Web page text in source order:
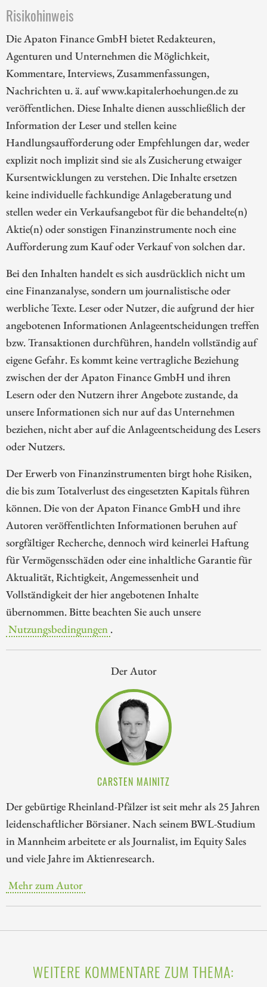
Risikohinweis
Die Apaton Finance GmbH bietet Redakteuren,
Agenturen und Unternehmen die Möglichkeit,
Kommentare, Interviews, Zusammenfassungen,
Nachrichten u. ä. auf www.kapitalerhoehungen.de zu
veröffentlichen. Diese Inhalte dienen ausschließlich der
Information der Leser und stellen keine
Handlungsaufforderung oder Empfehlungen dar, weder
explizit noch implizit sind sie als Zusicherung etwaiger
Kursentwicklungen zu verstehen. Die Inhalte ersetzen
keine individuelle fachkundige Anlageberatung und
stellen weder ein Verkaufsangebot für die behandelte(n)
Aktie(n) oder sonstigen Finanzinstrumente noch eine
Aufforderung zum Kauf oder Verkauf von solchen dar.
Bei den Inhalten handelt es sich ausdrücklich nicht um
eine Finanzanalyse, sondern um journalistische oder
werbliche Texte. Leser oder Nutzer, die aufgrund der hier
angebotenen Informationen Anlageentscheidungen treffen
bzw. Transaktionen durchführen, handeln vollständig auf
eigene Gefahr. Es kommt keine vertragliche Beziehung
zwischen der der Apaton Finance GmbH und ihren
Lesern oder den Nutzern ihrer Angebote zustande, da
unsere Informationen sich nur auf das Unternehmen
beziehen, nicht aber auf die Anlageentscheidung des Lesers
oder Nutzers.
Der Erwerb von Finanzinstrumenten birgt hohe Risiken,
die bis zum Totalverlust des eingesetzten Kapitals führen
können. Die von der Apaton Finance GmbH und ihre
Autoren veröffentlichten Informationen beruhen auf
sorgfältiger Recherche, dennoch wird keinerlei Haftung
für Vermögensschäden oder eine inhaltliche Garantie für
Aktualität, Richtigkeit, Angemessenheit und
Vollständigkeit der hier angebotenen Inhalte
übernommen. Bitte beachten Sie auch unsere
Nutzungsbedingungen .
Der Autor
CARSTEN MAINITZ
Der gebürtige Rheinland-Pfälzer ist seit mehr als 25 Jahren
leidenschaftlicher Börsianer. Nach seinem BWL-Studium
in Mannheim arbeitete er als Journalist, im Equity Sales
und viele Jahre im Aktienresearch.
Mehr zum Autor
WEITERE KOMMENTARE ZUM THEMA: